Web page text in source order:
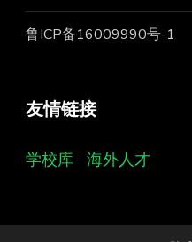
鲁ICP备16009990号-1
友情链接
学校库 海外人才